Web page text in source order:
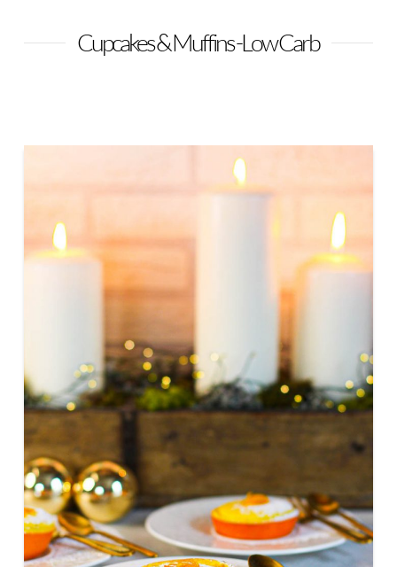
Cupcakes & Muffins -Low Carb